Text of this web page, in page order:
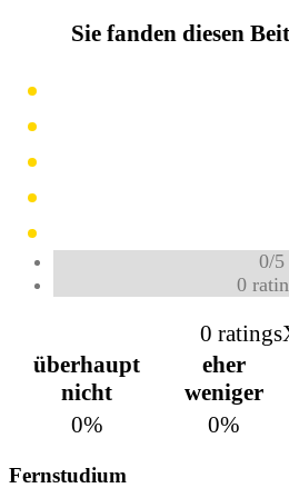
Sie fanden diesen
0/5
0
0 ratings
überhaupt
nicht
eher
weniger
0%
0%
Fernstudium